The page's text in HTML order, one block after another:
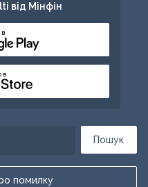
Пошук
помилку
від Мінфін
в
в